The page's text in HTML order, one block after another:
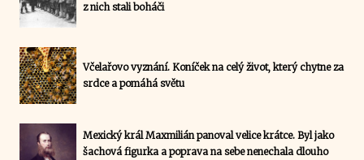
z nich stali boháči
Včelařovo vyznání. Koníček na celý život, který chytne za
srdce a pomáhá světu
Mexický král Maxmilián panoval velice krátce. Byl jako
šachová figurka a poprava na sebe nenechala dlouho